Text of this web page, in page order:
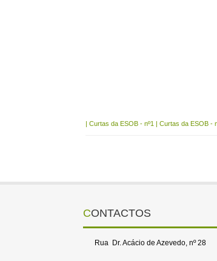
|Curtas da ESOB - nº1 |Curtas da ESOB -
CONTACTOS
Rua Dr. Acácio de Azevedo, nº 28